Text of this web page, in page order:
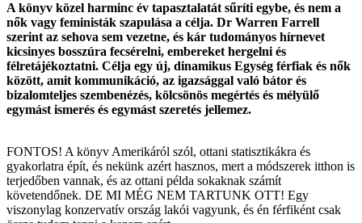
A könyv közel harminc év tapasztalatát sűríti egybe, és nem a
nők vagy feministák szapulása a célja. Dr Warren Farrell
szerint az sehova sem vezetne, és kár tudományos hírnevet
kicsinyes bosszúra fecsérelni, embereket hergelni és
félretájékoztatni. Célja egy új, dinamikus Egység férfiak és nők
között, amit kommunikáció, az igazsággal való bátor és
bizalomteljes szembenézés, kölcsönös megértés és mélyülő
egymást ismerés és egymást szeretés jellemez.
FONTOS! A könyv Amerikáról szól, ottani statisztikákra és
gyakorlatra épít, és nekünk azért hasznos, mert a módszerek itthon is
terjedőben vannak, és az ottani példa sokaknak számít
követendőnek. DE MI MÉG NEM TARTUNK OTT! Egy
viszonylag konzervatív ország lakói vagyunk, és én férfiként csak